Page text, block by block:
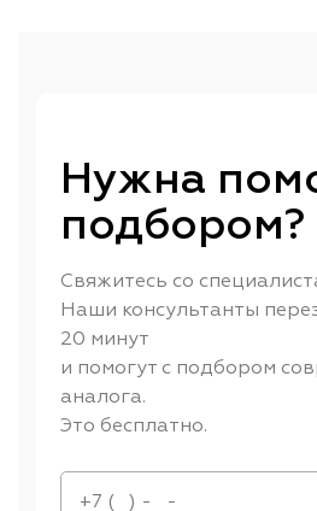
Нужна
подбором?
Свяжитесь со
Наши консультанты
20 минут
и помогут с подбором
аналога.
Это бесплатно.